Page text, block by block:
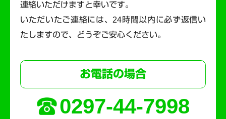
連絡いただけますと幸いです。
いただいたご連絡には、24時間以内に必ず返信い
たしますので、どうぞご安心ください。
お電話の場合
0297-44-7998